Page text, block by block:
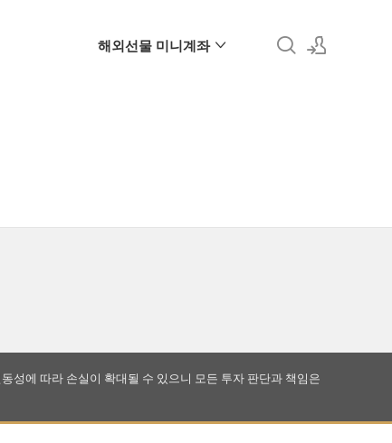
해외선물 미니계좌
성에 따라 손실이 확대될 수 있으니 모든 투자 판단과 책임은